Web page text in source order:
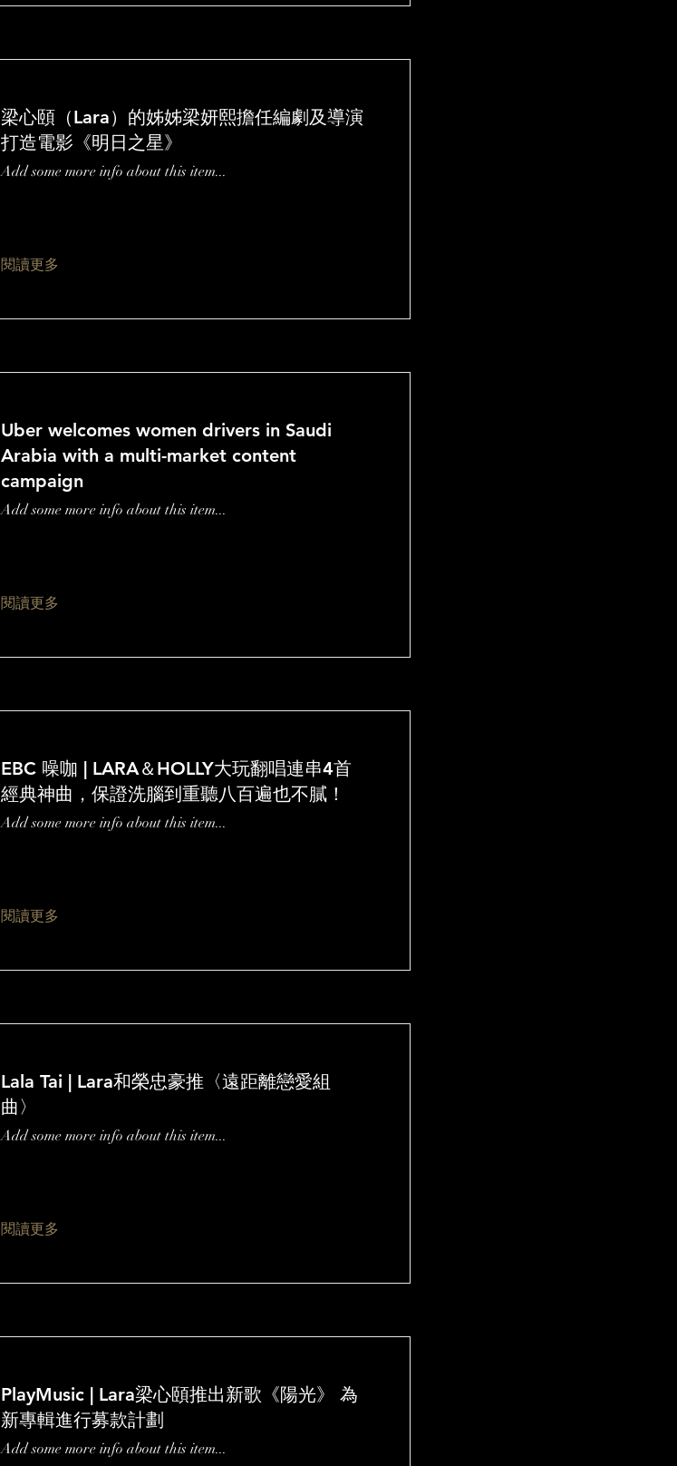
梁心頤（Lara）的姊姊梁妍熙擔任編劇及導演
打造電影《明日之星》
Add some more info about this item...
閱讀更多
Uber welcomes women drivers in Saudi
Arabia with a multi-market content
campaign
Add some more info about this item...
閱讀更多
EBC 噪咖 | LARA＆HOLLY大玩翻唱連串4首
經典神曲，保證洗腦到重聽八百遍也不膩！
Add some more info about this item...
閱讀更多
Lala Tai | Lara和榮忠豪推〈遠距離戀愛組
曲〉
Add some more info about this item...
閱讀更多
PlayMusic | Lara梁心頤推出新歌《陽光》 為
新專輯進行募款計劃
Add some more info about this item...